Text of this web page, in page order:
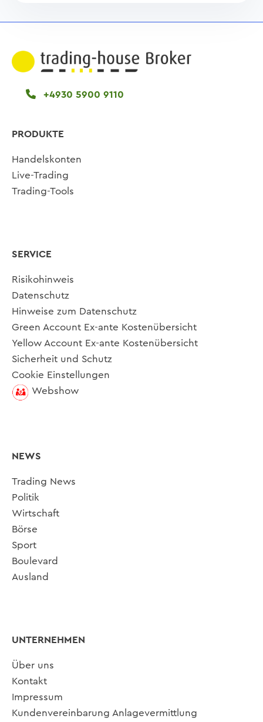
+4930 5900 9110
PRODUKTE
Handelskonten
Live-Trading
Trading-Tools
SERVICE
Risikohinweis
Datenschutz
Hinweise zum Datenschutz
Green Account Ex-ante Kostenübersicht
Yellow Account Ex-ante Kostenübersicht
Sicherheit und Schutz
Cookie Einstellungen
Webshow
NEWS
Trading News
Politik
Wirtschaft
Börse
Sport
Boulevard
Ausland
UNTERNEHMEN
Über uns
Kontakt
Impressum
Kundenvereinbarung Anlagevermittlung